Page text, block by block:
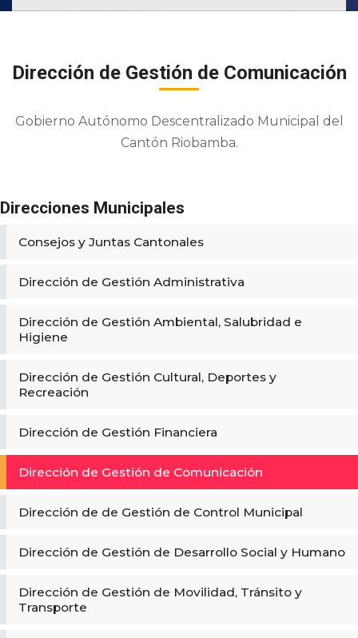
Dirección de Gestión de Comunicación
Gobierno Autónomo Descentralizado Municipal del
Cantón Riobamba.
Direcciones Municipales
Consejos y Juntas Cantonales
Dirección de Gestión Administrativa
Dirección de Gestión Ambiental, Salubridad e
Higiene
Dirección de Gestión Cultural, Deportes y
Recreación
Dirección de Gestión Financiera
Dirección de Gestión de Comunicación
Dirección de de Gestión de Control Municipal
Dirección de Gestión de Desarrollo Social y Humano
Dirección de Gestión de Movilidad, Tránsito y
Transporte